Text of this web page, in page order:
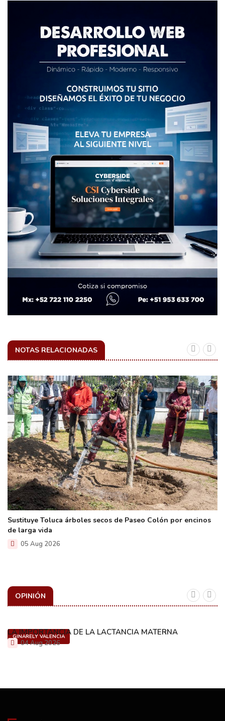
NOTAS RELACIONADAS
Sustituye Toluca árboles secos de Paseo Colón por encinos
de larga vida
05 Aug 2026
OPINIÓN
GINARELY VALENCIA
LA IMPORTANCIA DE LA LACTANCIA MATERNA
04 Aug 2026